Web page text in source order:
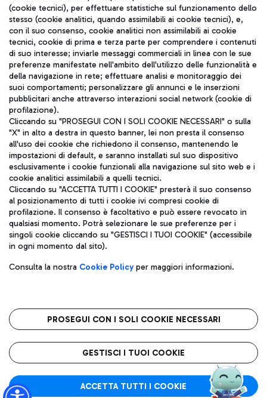
TRAVEL JOURNAL
ITA
Aeroporti di Roma S.p.A. - Società soggetta a direzione e
coordinamento di Mundys S.p.A.
Codice fiscale e Registro delle Imprese di Roma 13032990155 P.
IVA 06572251004
Capitale sociale 62.224.743,00 int. vers.
Sede legale: Via Pier Paolo Racchetti 1 - 00054 Fiumicino (RM)
telefono +39 06 65951
Privacy policy
Note legali
L'aeroporto stellato
QUALITÀ SOSTENIBILITÀ INNOVAZIONE
(cookie tecnici), per effettuare statistiche sul funzionamento dello
stesso (cookie analitici, quando assimilabili ai cookie tecnici), e,
con il suo consenso, cookie analitici non assimilabili ai cookie
tecnici, cookie di prima e terza parte per comprendere i contenuti
di suo interesse; inviarle messaggi commerciali in linea con le sue
preferenze manifestate nell'ambito dell'utilizzo delle funzionalità e
della navigazione in rete; effettuare analisi e monitoraggio dei
suoi comportamenti; personalizzare gli annunci e le inserzioni
pubblicitari anche attraverso interazioni social network (cookie di
profilazione).
Cliccando su "PROSEGUI CON I SOLI COOKIE NECESSARI" o sulla
"X" in alto a destra in questo banner, lei non presta il consenso
all'uso dei cookie che richiedono il consenso, mantenendo le
impostazioni di default, e saranno installati sul suo dispositivo
esclusivamente i cookie funzionali alla navigazione sul sito web e i
cookie analitici assimilabili a quelli tecnici.
Cliccando su "ACCETTA TUTTI I COOKIE" presterà il suo consenso
al posizionamento di tutti i cookie ivi compresi cookie di
profilazione. Il consenso è facoltativo e può essere revocato in
qualsiasi momento. Potrà selezionare le sue preferenze per i
singoli cookie cliccando su "GESTISCI I TUOI COOKIE" (accessibile
in ogni momento dal sito).
Consulta la nostra Cookie Policyper maggiori informazioni.
PROSEGUI CON I SOLI COOKIE NECESSARI
GESTISCI I TUOI COOKIE
ACCETTA TUTTI I COOKIE